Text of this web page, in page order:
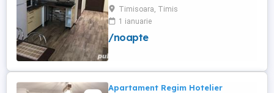
dormitoare, baie si bucatarie proprie. (4
locuri cazare in fiecare apartament) 1
apartament cu 1 dormitor, baie si
bucatarie proprie. (3 locuri cazare) Fiecare
Timisoara, Timis
1 ianuarie
/noapte
Apartament Regim Hotelier